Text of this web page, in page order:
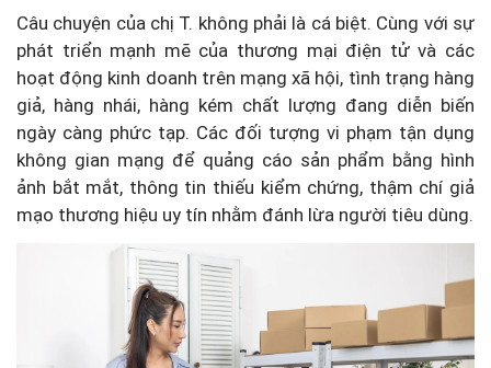
Câu chuyện của chị T. không phải là cá biệt. Cùng với sự
phát triển mạnh mẽ của thương mại điện tử và các
hoạt động kinh doanh trên mạng xã hội, tình trạng hàng
giả, hàng nhái, hàng kém chất lượng đang diễn biến
ngày càng phức tạp. Các đối tượng vi phạm tận dụng
không gian mạng để quảng cáo sản phẩm bằng hình
ảnh bắt mắt, thông tin thiếu kiểm chứng, thậm chí giả
mạo thương hiệu uy tín nhằm đánh lừa người tiêu dùng.